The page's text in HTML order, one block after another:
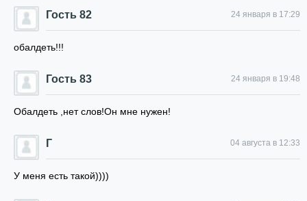
Гость 82 24 января в 17:29
обалдеть!!!
Гость 83 24 января в 19:48
Обалдеть ,нет слов!Он мне нужен!
Г 04 августа в 12:33
У меня есть такой))))